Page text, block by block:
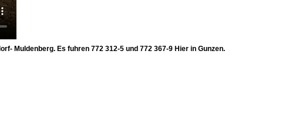
Muldenberg. Es fuhren 772 312-5 und 772 367-9 Hier in Gunzen.